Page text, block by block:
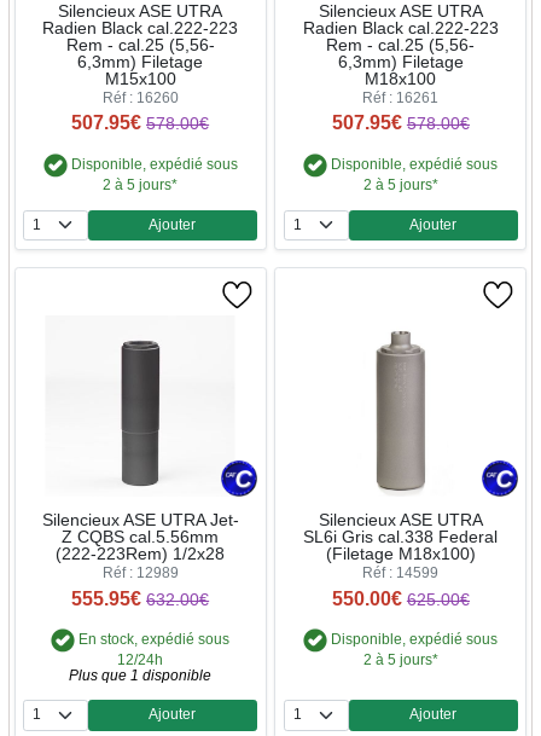
Silencieux ASE UTRA
Radien Black cal.222-223
Rem - cal.25 (5,56-
6,3mm) Filetage
M15x100
Réf : 16260
507.95€ 578.00€
Disponible, expédié sous
2 à 5 jours*
Quantité
Ajouter
Silencieux ASE UTRA
Radien Black cal.222-223
Rem - cal.25 (5,56-
6,3mm) Filetage
M18x100
Réf : 16261
507.95€ 578.00€
Disponible, expédié sous
2 à 5 jours*
Quantité
Ajouter
Silencieux ASE UTRA Jet-
Z CQBS cal.5.56mm
(222-223Rem) 1/2x28
Réf : 12989
555.95€ 632.00€
En stock, expédié sous
12/24h
Plus que 1 disponible
Quantité
Ajouter
Silencieux ASE UTRA
SL6i Gris cal.338 Federal
(Filetage M18x100)
Réf : 14599
550.00€ 625.00€
Disponible, expédié sous
2 à 5 jours*
Quantité
Ajouter